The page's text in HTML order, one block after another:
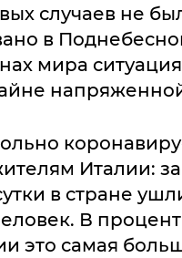
случаев не
в
мира ситуация
Италии: за
в стране
В
это самая